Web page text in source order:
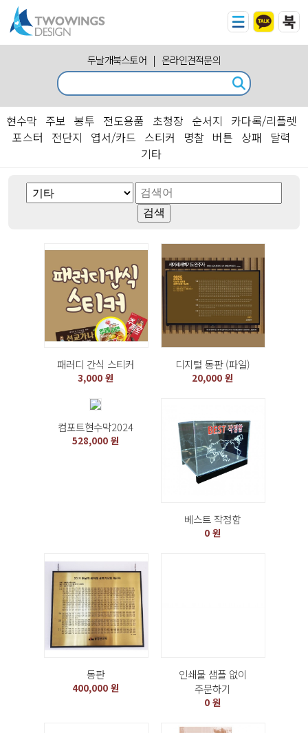
두날개북스토어 | 온라인견적문의
현수막 주보 봉투 전도용품 초청장 순서지
카다록/리플렛
포스터
전단지 엽서/카드 스티커 명찰 버튼 상패
달력
기타
패러디 간식 스티커
3,000 원
디지털 동판 (파일)
20,000 원
컴포트현수막2024
528,000 원
베스트 작정함
0 원
동판
400,000 원
인쇄물 샘플 없이
주문하기
0 원